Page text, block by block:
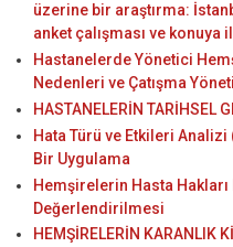
üzerine bir araştırma:
anket çalışması ve
Hastanelerde Yönetici
Nedenleri ve Çatışma
HASTANELERİN TARİHSEL
Hata Türü ve Etkileri
Bir Uygulama
Hemşirelerin Hasta
Değerlendirilmesi
HEMŞİRELERİN KARANLIK